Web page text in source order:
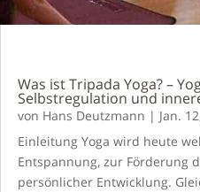
Was ist Tripada Yoga? –
Selbstregulation und
von Hans Deutzmann | Jan.
Einleitung Yoga wird heute
Entspannung, zur Förderung
persönlicher Entwicklung.